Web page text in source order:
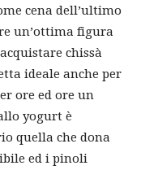
cena dell’ultimo
un’ottima figura
chissà
ideale anche per
ore ed ore un
yogurt è
quella che dona
ed i pinoli